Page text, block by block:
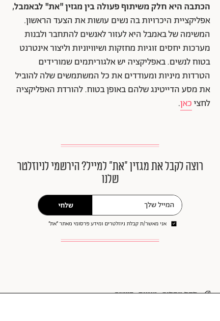
הכתבה היא חלק משיתוף פעולה בין מגזין "את" לבאמבל,
אפליקציית היכרויות בה נשים עושות את הצעד הראשון.
המשימה של באמבל היא לעזור לאנשים להתחבר ולבנות
מערכות יחסים זוגיות מחזקות ושיוויוניות וליצור אינטרנט
בטוח לנשים. באפליקציה יש אלגוריתמים שמורידים
הטרדות מיניות ומעודדים את כל המשתמשים שלה להוביל
את מסע הדייטינג שלהם באופן בטוח. להורדת האפליקציה
לחציכאן.
רוצה לקבל את מגזין ״את״ למייל? הירשמי לניוזלטר
שלנו
שלחי
אני מאשר/ת קבלת ניוזלטרים ומידע פרסומי מאתר ״את״
סקס ויחסים מיניות דייטים